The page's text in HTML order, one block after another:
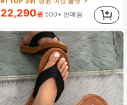
#1 TOP 3위 평원 여성 플랫
거의 매진!
22,290원 500+ 판매됨